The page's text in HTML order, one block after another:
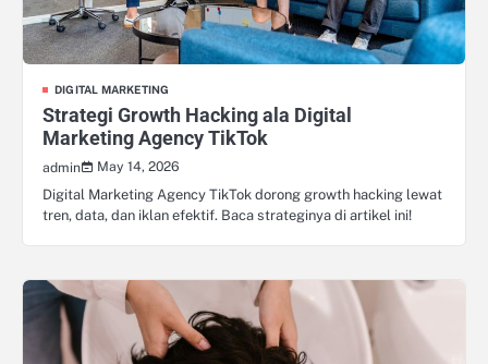
DIGITAL MARKETING
Strategi Growth Hacking ala Digital
Marketing Agency TikTok
admin
May 14, 2026
Digital Marketing Agency TikTok dorong growth hacking lewat
tren, data, dan iklan efektif. Baca strateginya di artikel ini!